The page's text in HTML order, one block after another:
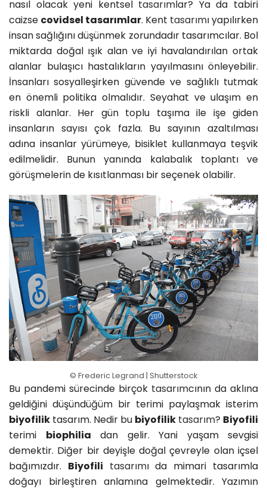
nasıl olacak yeni kentsel tasarımlar? Ya da tabiri
caizse covidsel tasarımlar. Kent tasarımı yapılırken
insan sağlığını düşünmek zorundadır tasarımcılar. Bol
miktarda doğal ışık alan ve iyi havalandırılan ortak
alanlar bulaşıcı hastalıkların yayılmasını önleyebilir.
İnsanları sosyalleşirken güvende ve sağlıklı tutmak
en önemli politika olmalıdır. Seyahat ve ulaşım en
riskli alanlar. Her gün toplu taşıma ile işe giden
insanların sayısı çok fazla. Bu sayının azaltılması
adına insanlar yürümeye, bisiklet kullanmaya teşvik
edilmelidir. Bunun yanında kalabalık toplantı ve
görüşmelerin de kısıtlanması bir seçenek olabilir.
© Frederic Legrand | Shutterstock
Bu pandemi sürecinde birçok tasarımcının da aklına
geldiğini düşündüğüm bir terimi paylaşmak isterim
biyofilik tasarım. Nedir bu biyofilik tasarım? Biyofili
terimi biophilia dan gelir. Yani yaşam sevgisi
demektir. Diğer bir deyişle doğal çevreyle olan içsel
bağımızdır. Biyofili tasarımı da mimari tasarımla
doğayı birleştiren anlamına gelmektedir. Yazımın